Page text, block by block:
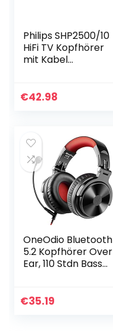
Philips SHP2500/10
HiFi TV Kopfhörer
mit Kabel
6 m Kabel)
€42.98
OneOdio Bluetooth
5.2 Kopfhörer Over
Ear, 110 Stdn Bass
Mikrofon für
€35.19